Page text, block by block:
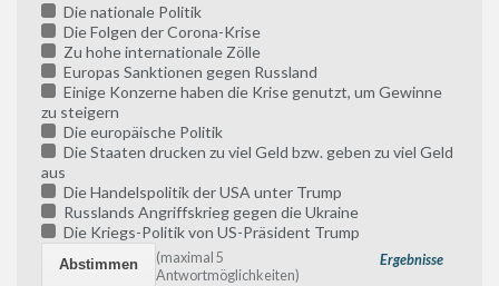
Die nationale Politik
Die Folgen der Corona-Krise
Zu hohe internationale Zölle
Europas Sanktionen gegen Russland
Einige Konzerne haben die Krise genutzt, um Gewinne
zu steigern
Die europäische Politik
Die Staaten drucken zu viel Geld bzw. geben zu viel Geld
aus
Die Handelspolitik der USA unter Trump
Russlands Angriffskrieg gegen die Ukraine
Die Kriegs-Politik von US-Präsident Trump
Ergebnisse
(maximal 5
Antwortmöglichkeiten)